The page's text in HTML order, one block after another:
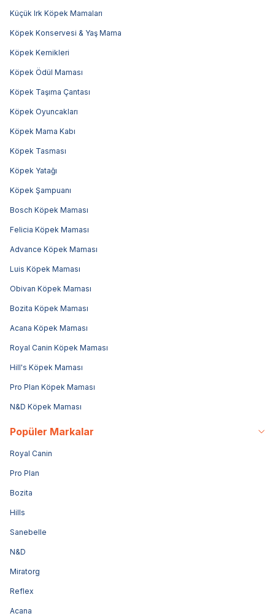
Küçük Irk Köpek Mamaları
Köpek Konservesi & Yaş Mama
Köpek Kemikleri
Köpek Ödül Maması
Köpek Taşıma Çantası
Köpek Oyuncakları
Köpek Mama Kabı
Köpek Tasması
Köpek Yatağı
Köpek Şampuanı
Bosch Köpek Maması
Felicia Köpek Maması
Advance Köpek Maması
Luis Köpek Maması
Obivan Köpek Maması
Bozita Köpek Maması
Acana Köpek Maması
Royal Canin Köpek Maması
Hill's Köpek Maması
Pro Plan Köpek Maması
N&D Köpek Maması
Popüler Markalar
Royal Canin
Pro Plan
Bozita
Hills
Sanebelle
N&D
Miratorg
Reflex
Acana